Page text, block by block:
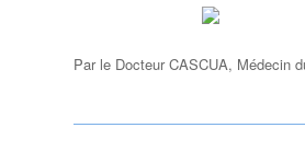
Par le Docteur CASCUA, Médecin